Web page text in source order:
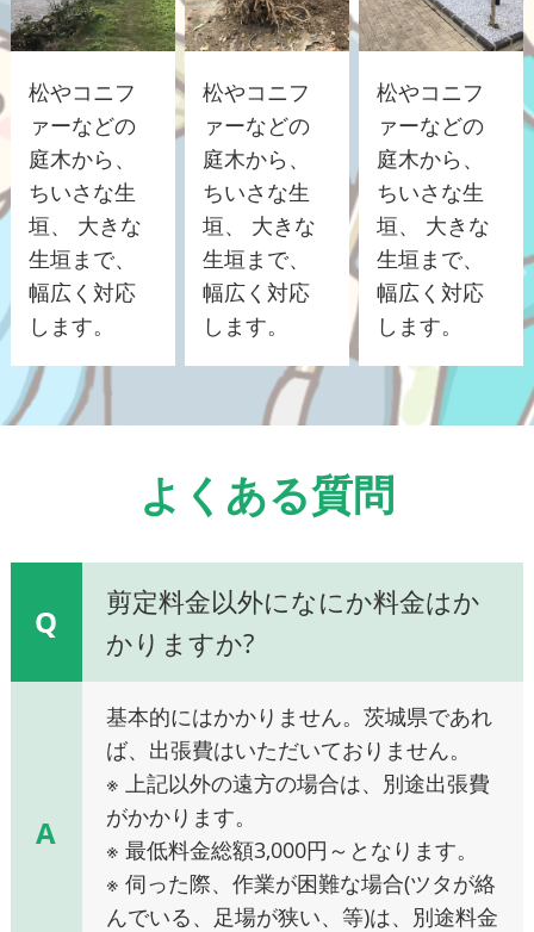
松やコニフ
ァーなどの
庭木から、
ちいさな生
垣、 大きな
生垣まで、
幅広く対応
します。
松やコニフ
ァーなどの
庭木から、
ちいさな生
垣、 大きな
生垣まで、
幅広く対応
します。
松やコニフ
ァーなどの
庭木から、
ちいさな生
垣、 大きな
生垣まで、
幅広く対応
します。
よくある質問
Q
剪定料金以外になにか料金はか
かりますか?
A
基本的にはかかりません。茨城県であれ
ば、出張費はいただいておりません。
※ 上記以外の遠方の場合は、別途出張費
がかかります。
※ 最低料金総額3,000円～となります。
※ 伺った際、作業が困難な場合(ツタが絡
んでいる、足場が狭い、等)は、別途料金